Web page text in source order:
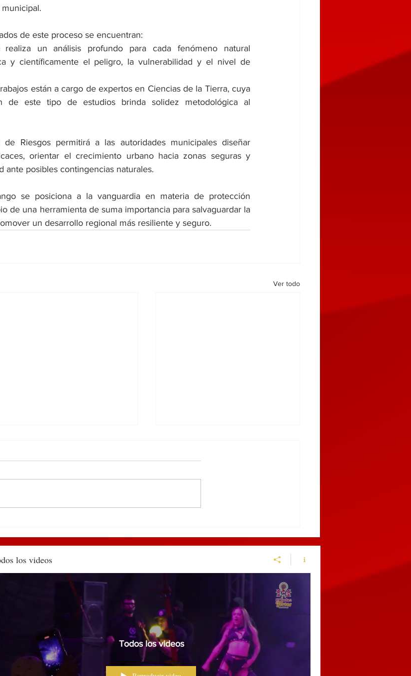
de este proceso se encuentran:
un análisis profundo para cada fenómeno natural
y científicamente el peligro, la vulnerabilidad y el nivel de
están a cargo de expertos en Ciencias de la Tierra, cuya
de este tipo de estudios brinda solidez metodológica al
Riesgos permitirá a las autoridades municipales diseñar
orientar el crecimiento urbano hacia zonas seguras y
ante posibles contingencias naturales.
se posiciona a la vanguardia en materia de protección
de una herramienta de suma importancia para salvaguardar la
un desarrollo regional más resiliente y seguro.
Ver todo
PUEBLA RECIBIRÁ EL
TIANGUIS TURÍSTICO
MÉXICO 2027
Huauchinango a sujeto por
agredir a una policía
municipal y alterar el orden
los videos
Todos los videos